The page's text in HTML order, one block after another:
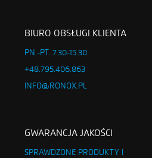
BIURO OBSŁUGI KLIENTA
PN.-PT. 7.30-15.30
+48.795.406.863
INFO@RONOX.PL
GWARANCJA JAKOŚCI
SPRAWDZONE PRODUKTY I